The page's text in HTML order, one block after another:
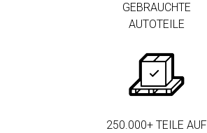
GEBRAUCHTE
AUTOTEILE
250.000+ TEILE AUF